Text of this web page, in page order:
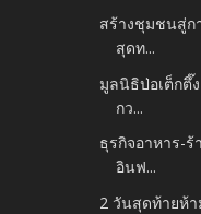
สร้างชุมชนสู่ก
สุดท...
มูลนิธิป่อเต็กตึ๊
กว...
ธุรกิจอาหาร-
อินฟ...
2 วันสุดท้ายห้